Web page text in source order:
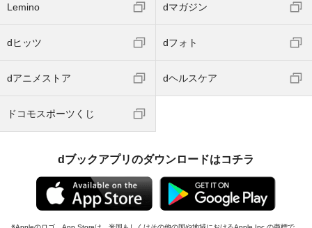
Lemino dマガジン
dヒッツ dフォト
dアニメストア dヘルスケア
ドコモスポーツくじ
dブックアプリのダウンロードはコチラ